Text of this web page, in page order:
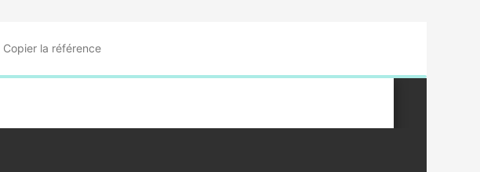
Copier la référence